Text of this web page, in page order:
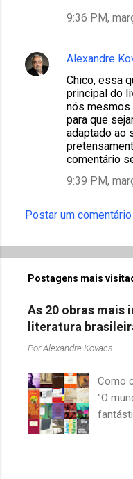
9:36 PM,
Alexandre
Chico, essa
principal do
nós mesmos
para que
adaptado ao
comentário
9:39 PM,
Postar um comentário
Postagens mais
As 20 obras mais
literatura
PorAlexandre Kovacs
Como
"O